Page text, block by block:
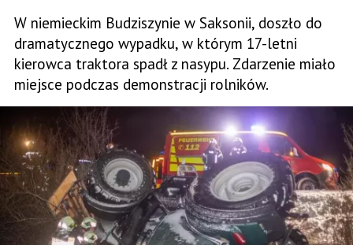
W niemieckim Budziszynie w Saksonii, doszło do
dramatycznego wypadku, w którym 17-letni
kierowca traktora spadł z nasypu. Zdarzenie miało
miejsce podczas demonstracji rolników.